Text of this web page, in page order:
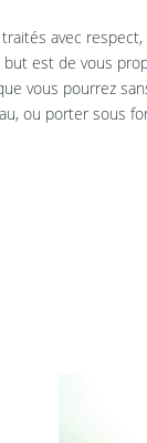
avec
est de vous
vous pourrez
ou porter sous